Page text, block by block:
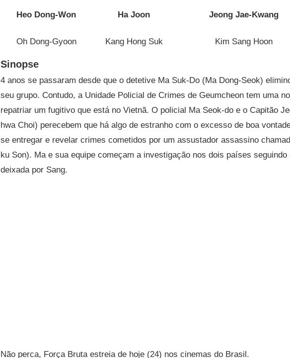
Heo Dong-Won Ha Joon Jeong Jae-Kwang
Oh Dong-Gyoon Kang Hong Suk Kim Sang Hoon
Sinopse
4 anos se passaram desde que o detetive Ma Suk-Do (Ma Dong-Seok)
seu grupo. Contudo, a Unidade Policial de Crimes de Geumcheon tem uma
repatriar um fugitivo que está no Vietnã. O policial Ma Seok-do e o Capitão
hwa Choi) perecebem que há algo de estranho com o excesso de boa
se entregar e revelar crimes cometidos por um assustador assassino
ku Son). Ma e sua equipe começam a investigação nos dois países
deixada por Sang.
Não perca, Força Bruta estreia de hoje (24) nos cinemas do Brasil.